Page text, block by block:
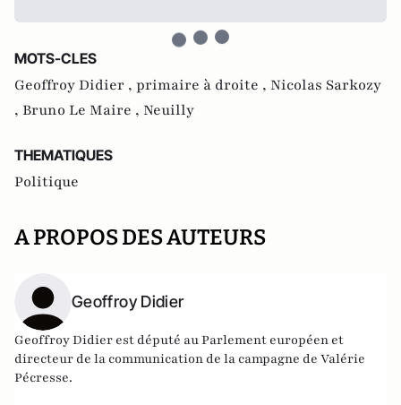
MOTS-CLES
Geoffroy Didier , primaire à droite , Nicolas Sarkozy
, Bruno Le Maire , Neuilly
THEMATIQUES
Politique
A PROPOS DES AUTEURS
Geoffroy Didier
Geoffroy Didier est député au Parlement européen et
directeur de la communication de la campagne de Valérie
Pécresse.